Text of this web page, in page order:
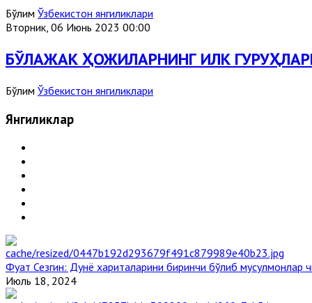
Бўлим Ўзбекистон янгиликлари
Вторник, 06 Июнь 2023 00:00
БЎЛАЖАК ҲОЖИЛАРНИНГ ИЛК
Бўлим Ўзбекистон янгиликлари
Янгиликлар
Фуат Сезгин: Дунё хариталарини биринчи бўлиб мусулмонлар
Июль 18, 2024